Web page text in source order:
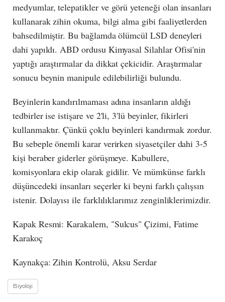
medyumlar, telepatikler ve görü yeteneği olan insanları
kullanarak zihin okuma, bilgi alma gibi faaliyetlerden
bahsedilmiştir. Bu bağlamda ölümcül LSD deneyleri
dahi yapıldı. ABD ordusu Kimyasal Silahlar Ofisi'nin
yaptığı araştırmalar da dikkat çekicidir. Araştırmalar
sonucu beynin manipule edilebilirliği bulundu.
Beyinlerin kandırılmaması adına insanların aldığı
tedbirler ise istişare ve 2'li, 3'lü beyinler, fikirleri
kullanmaktır. Çünkü çoklu beyinleri kandırmak zordur.
Bu sebeple önemli karar verirken siyasetçiler dahi 3-5
kişi beraber giderler görüşmeye. Kabullere,
komisyonlara ekip olarak gidilir. Ve mümkünse farklı
düşüncedeki insanları seçerler ki beyni farklı çalışsın
istenir. Dolayısı ile farklılıklarımız zenginliklerimizdir.
Kapak Resmi: Karakalem, "Sulcus" Çizimi, Fatime
Karakoç
Kaynakça: Zihin Kontrolü, Aksu Serdar
Biyoloji